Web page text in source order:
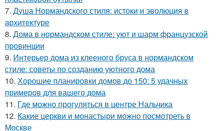
7. Душа Нормандского стиля: истоки и эволюция в
архитектуре
8. Дома в нормандском стиле: уют и шарм французской
провинции
9. Интерьер дома из клееного бруса в нормандском
стиле: советы по созданию уютного дома
10. Хорошие планировки домов до 150: 5 удачных
примеров для вашего дома
11. Где можно прогуляться в центре Нальчика
12. Какие церкви и монастыри можно посмотреть в
Москве